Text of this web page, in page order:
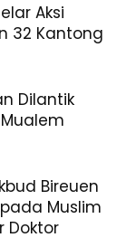
Aksi
32 Kantong
Dilantik
Bireuen
Muslim
Doktor